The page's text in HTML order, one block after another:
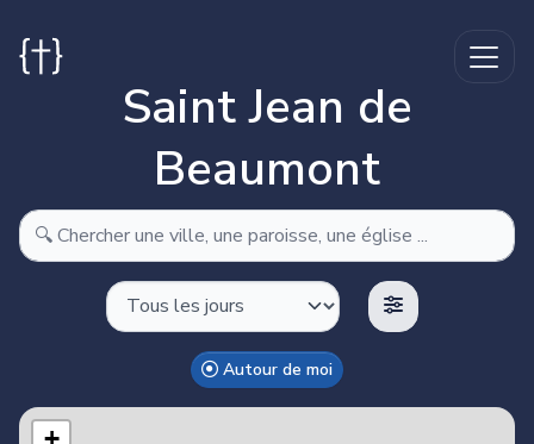
Saint Jean de
Beaumont
Autour de moi
Make this Notebook Trusted to load map: File -> Trust